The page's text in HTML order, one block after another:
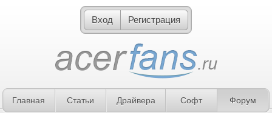
Вход Регистрация
Главная Статьи Драйвера Софт Форум